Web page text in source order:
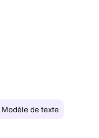
Modèle de texte